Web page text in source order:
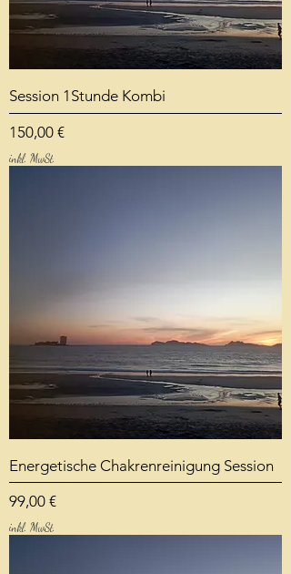
Session 1Stunde Kombi
Preis
150,00 €
inkl. MwSt.
Energetische Chakrenreinigung Session
Preis
99,00 €
inkl. MwSt.